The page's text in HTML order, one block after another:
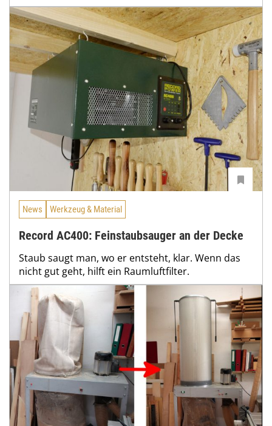
News Werkzeug & Material
Record AC400: Feinstaubsauger an der Decke
Staub saugt man, wo er entsteht, klar. Wenn das
nicht gut geht, hilft ein Raumluftfilter.